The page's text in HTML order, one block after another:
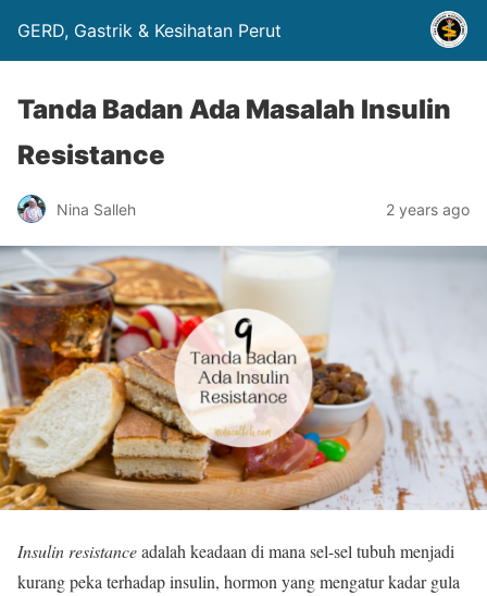
GERD, Gastrik & Kesihatan Perut
Tanda Badan Ada Masalah Insulin
Resistance
Nina Salleh 2 years ago
Insulin resistanceadalah keadaan di mana sel-sel tubuh menjadi
kurang peka terhadap insulin, hormon yang mengatur kadar gula